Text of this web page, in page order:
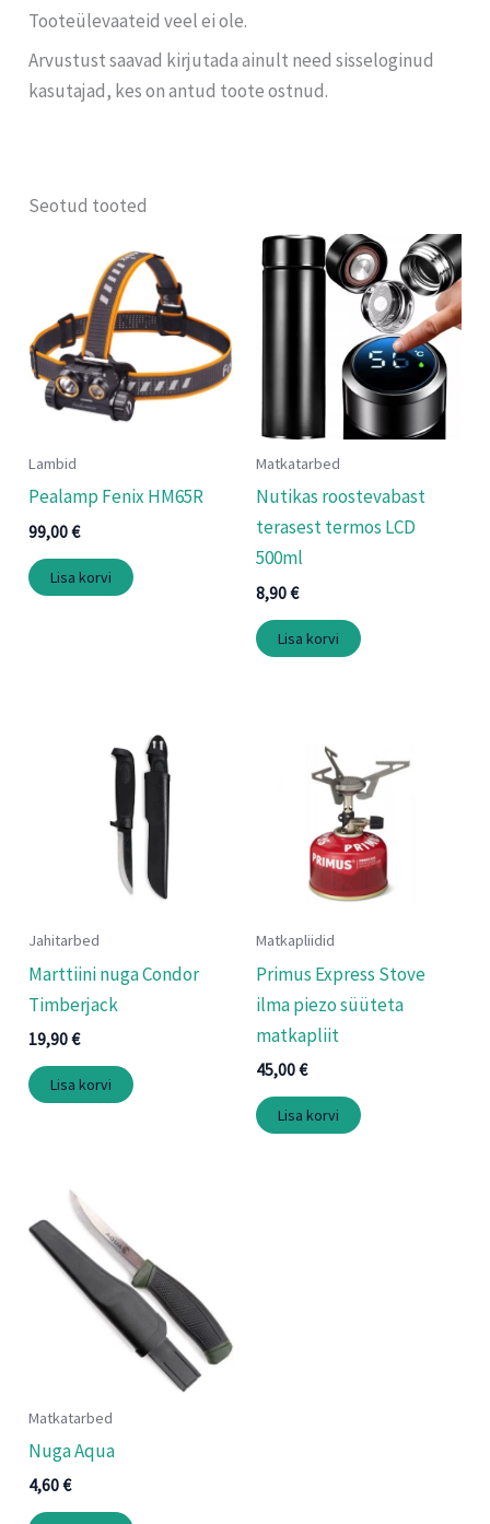
Tooteülevaateid veel ei ole.
Arvustust saavad kirjutada ainult need sisseloginud
kasutajad, kes on antud toote ostnud.
Seotud tooted
Lambid
Pealamp Fenix HM65R
99,00€
Lisa korvi
Matkatarbed
Nutikas roostevabast
terasest termos LCD
500ml
8,90€
Lisa korvi
Jahitarbed
Marttiini nuga Condor
Timberjack
19,90€
Lisa korvi
Matkapliidid
Primus Express Stove
ilma piezo süüteta
matkapliit
45,00€
Lisa korvi
Matkatarbed
Nuga Aqua
4,60€